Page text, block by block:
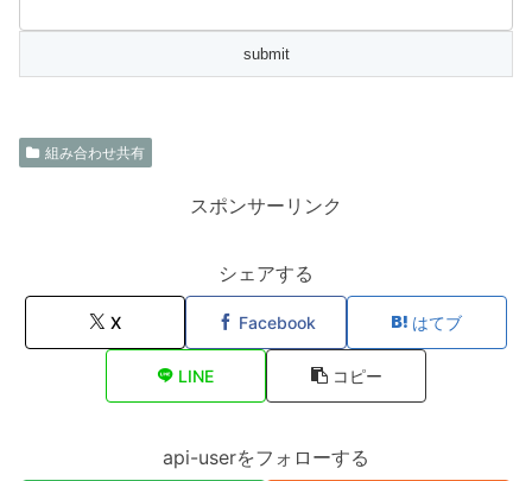
組み合わせ共有
スポンサーリンク
シェアする
X Facebook はてブ
LINE コピー
api-userをフォローする